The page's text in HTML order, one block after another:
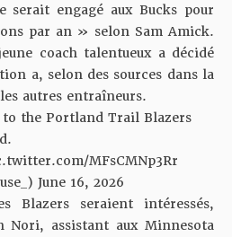
serait engagé aux Bucks pour
par an » selon Sam Amick.
coach talentueux a décidé
a, selon des sources dans la
autres entraîneurs.
to the Portland Trail Blazers
MFsCMNp3Rr
June 16, 2026
Blazers seraient intéressés,
Nori, assistant aux Minnesota